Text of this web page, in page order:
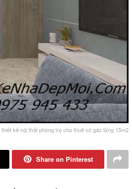
thiết kế nội thất phòng trọ cho thuê có gác lửng 15m2
Share on Pinterest